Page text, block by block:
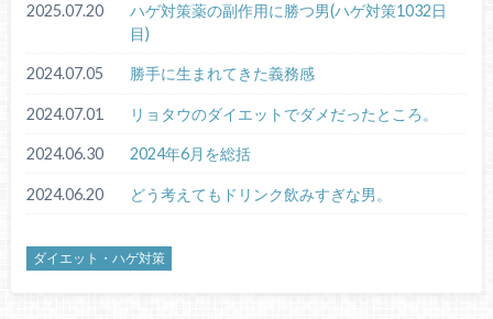
2025.07.20
ハゲ対策薬の副作用に勝つ男(ハゲ対策1032日
目)
2024.07.05 勝手に生まれてきた義務感
2024.07.01 リョタウのダイエットでダメだったところ。
2024.06.30 2024年6月を総括
2024.06.20 どう考えてもドリンク飲みすぎな男。
ダイエット・ハゲ対策